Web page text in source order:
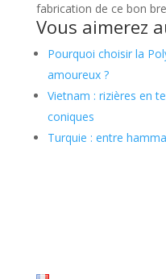
fabrication de ce bon
Vous aimerez
Pourquoi choisir la
amoureux ?
Vietnam : rizières en
coniques
Turquie : entre